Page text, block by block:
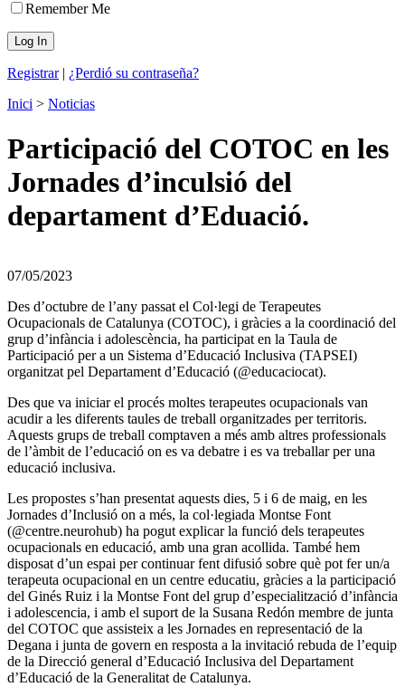
Remember Me
Registrar| ¿Perdió su contraseña?
Inici > Noticias
Participació del COTOC en les
Jornades d’inculsió del
departament d’Eduació.
07/05/2023
Des d’octubre de l’any passat el Col·legi de Terapeutes
Ocupacionals de Catalunya (COTOC), i gràcies a la coordinació del
grup d’infància i adolescència, ha participat en la Taula de
Participació per a un Sistema d’Educació Inclusiva (TAPSEI)
organitzat pel Departament d’Educació (@educaciocat).
Des que va iniciar el procés moltes terapeutes ocupacionals van
acudir a les diferents taules de treball organitzades per territoris.
Aquests grups de treball comptaven a més amb altres professionals
de l’àmbit de l’educació on es va debatre i es va treballar per una
educació inclusiva.
Les propostes s’han presentat aquests dies, 5 i 6 de maig, en les
Jornades d’Inclusió on a més, la col·legiada Montse Font
(@centre.neurohub) ha pogut explicar la funció dels terapeutes
ocupacionals en educació, amb una gran acollida. També hem
disposat d’un espai per continuar fent difusió sobre què pot fer un/a
terapeuta ocupacional en un centre educatiu, gràcies a la participació
del Ginés Ruiz i la Montse Font del grup d’especialització d’infància
i adolescencia, i amb el suport de la Susana Redón membre de junta
del COTOC que assisteix a les Jornades en representació de la
Degana i junta de govern en resposta a la invitació rebuda de l’equip
de la Direcció general d’Educació Inclusiva del Departament
d’Educació de la Generalitat de Catalunya.